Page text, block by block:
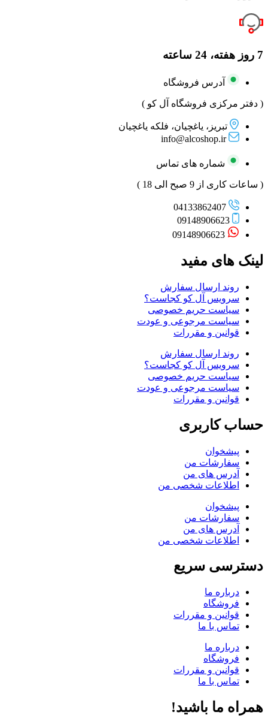
7 روز هفته، 24 ساعته
آدرس فروشگاه
( دفتر مرکزی فروشگاه آل کو )
تبریز، یاغچیان، فلکه یاغچیان
info@alcoshop.ir
شماره های تماس
( ساعات کاری از 9 صبح الی 18 )
04133862407
09148906623
09148906623
لینک های مفید
روند ارسال سفارش
سرویس آل کو کجاست؟
سیاست حریم خصوصی
سیاست مرجوعی و عودت
قوانین و مقررات
روند ارسال سفارش
سرویس آل کو کجاست؟
سیاست حریم خصوصی
سیاست مرجوعی و عودت
قوانین و مقررات
حساب کاربری
پیشخوان
سفارشات من
آدرس های من
اطلاعات شخصی من
پیشخوان
سفارشات من
آدرس های من
اطلاعات شخصی من
دسترسی سریع
درباره ما
فروشگاه
قوانین و مقررات
تماس با ما
درباره ما
فروشگاه
قوانین و مقررات
تماس با ما
همراه ما باشید!